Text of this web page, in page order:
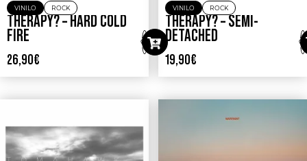
VINILO ROCK
THERAPY? – HARD COLD
FIRE
26,90€
VINILO ROCK
THERAPY? – SEMI-
DETACHED
19,90€